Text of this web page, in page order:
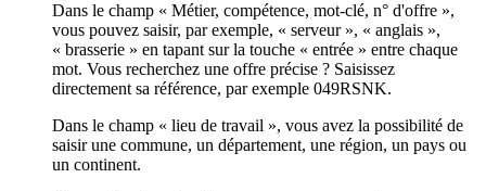
Dans le champ « Métier, compétence, mot-clé, n° d'offre »,
vous pouvez saisir, par exemple, « serveur », « anglais »,
« brasserie » en tapant sur la touche « entrée » entre chaque
mot. Vous recherchez une offre précise ? Saisissez
directement sa référence, par exemple 049RSNK.
Dans le champ « lieu de travail », vous avez la possibilité de
saisir une commune, un département, une région, un pays ou
un continent.